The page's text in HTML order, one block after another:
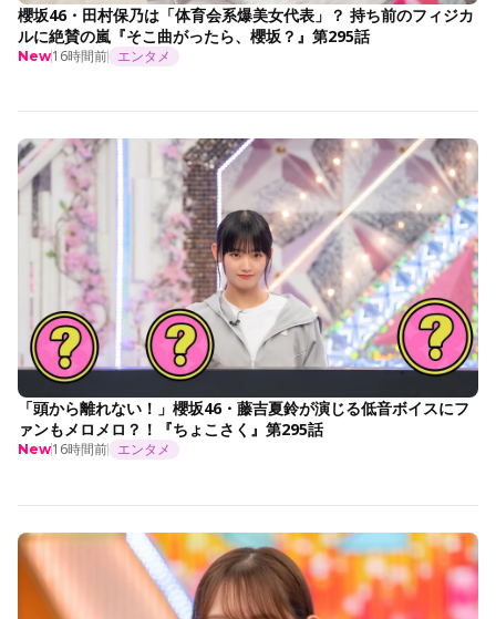
櫻坂46・田村保乃は「体育会系爆美女代表」？ 持ち前のフィジカ
ルに絶賛の嵐『そこ曲がったら、櫻坂？』第295話
New16時間前 エンタメ
「頭から離れない！」櫻坂46・藤吉夏鈴が演じる低音ボイスにフ
ァンもメロメロ？！『ちょこさく』第295話
New16時間前 エンタメ